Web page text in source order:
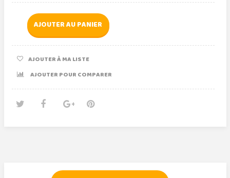
AJOUTER AU PANIER
AJOUTER À MA LISTE
AJOUTER POUR COMPARER